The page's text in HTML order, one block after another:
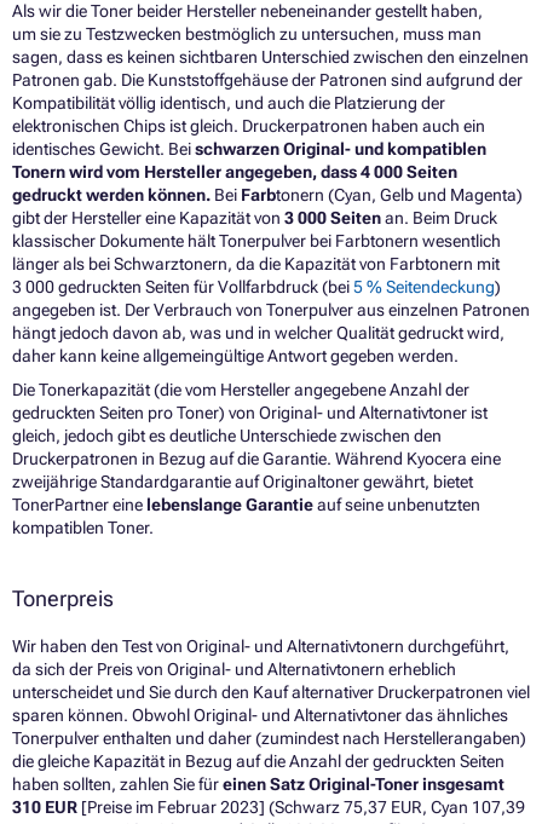
Als wir die Toner beider Hersteller nebeneinander gestellt haben,
um sie zu Testzwecken bestmöglich zu untersuchen, muss man
sagen, dass es keinen sichtbaren Unterschied zwischen den einzelnen
Patronen gab. Die Kunststoffgehäuse der Patronen sind aufgrund der
Kompatibilität völlig identisch, und auch die Platzierung der
elektronischen Chips ist gleich. Druckerpatronen haben auch ein
identisches Gewicht. Beischwarzen Original- und kompatiblen
Tonernwird vom Hersteller angegeben, dass 4 000 Seiten
gedruckt werden können. Bei Farbtonern (Cyan, Gelb und Magenta)
gibt der Hersteller eine Kapazität von 3 000 Seitenan. Beim Druck
klassischer Dokumente hält Tonerpulver bei Farbtonern wesentlich
länger als bei Schwarztonern, da die Kapazität von Farbtonern mit
3 000 gedruckten Seiten für Vollfarbdruck (bei5 % Seitendeckung)
angegeben ist. Der Verbrauch von Tonerpulver aus einzelnen Patronen
hängt jedoch davon ab, was und in welcher Qualität gedruckt wird,
daher kann keine allgemeingültige Antwort gegeben werden.
Die Tonerkapazität (die vom Hersteller angegebene Anzahl der
gedruckten Seiten pro Toner) von Original- und Alternativtoner ist
gleich, jedoch gibt es deutliche Unterschiede zwischen den
Druckerpatronen in Bezug auf die Garantie. Während Kyocera eine
zweijährige Standardgarantie auf Originaltoner gewährt, bietet
TonerPartner eine lebenslange Garantieauf seine unbenutzten
kompatiblen Toner.
Tonerpreis
Wir haben den Test von Original- und Alternativtonern durchgeführt,
da sich der Preis von Original- und Alternativtonern erheblich
unterscheidet und Sie durch den Kauf alternativer Druckerpatronen viel
sparen können. Obwohl Original- und Alternativtoner das ähnliches
Tonerpulver enthalten und daher (zumindest nach Herstellerangaben)
die gleiche Kapazität in Bezug auf die Anzahl der gedruckten Seiten
haben sollten, zahlen Sie füreinen Satz Original-Toner insgesamt
310 EUR [Preise im Februar 2023] (Schwarz 75,37 EUR, Cyan 107,39